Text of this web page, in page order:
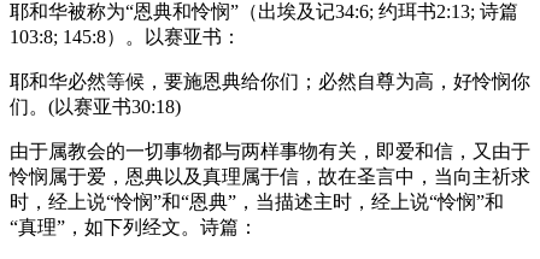
耶和华被称为“恩典和怜悯”（出埃及记34:6; 约珥书2:13; 诗篇
103:8; 145:8）。以赛亚书：
耶和华必然等候，要施恩典给你们；必然自尊为高，好怜悯你
们。(以赛亚书30:18)
由于属教会的一切事物都与两样事物有关，即爱和信，又由于
怜悯属于爱，恩典以及真理属于信，故在圣言中，当向主祈求
时，经上说“怜悯”和“恩典”，当描述主时，经上说“怜悯”和
“真理”，如下列经文。诗篇：